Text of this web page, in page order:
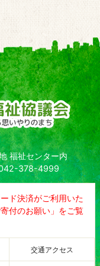
福祉センター内
378-4999
ド決済がご利用いた
付のお願い」をご覧
交通アクセス